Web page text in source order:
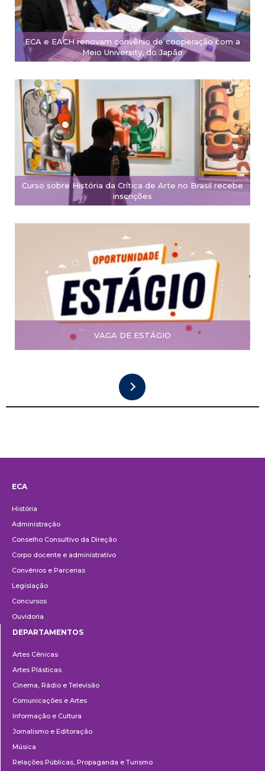
ECA e EACH renovam convênio de cooperação com a
Meio University, do Japão
Curso sobre História da Crítica de Arte no Brasil recebe
inscrições
VAGA DE ESTÁGIO
ECA
História
Administração
Conselho Consultivo da Direção
Corpo docente e administrativo
Convênios e Parcerias
Legislação
Concursos
Ouvidoria
DEPARTAMENTOS
Artes Cênicas
Artes Plásticas
Cinema, Rádio e Televisão
Comunicações e Artes
Informação e Cultura
Jornalismo e Editoração
Música
Relações Públicas, Propaganda e Turismo